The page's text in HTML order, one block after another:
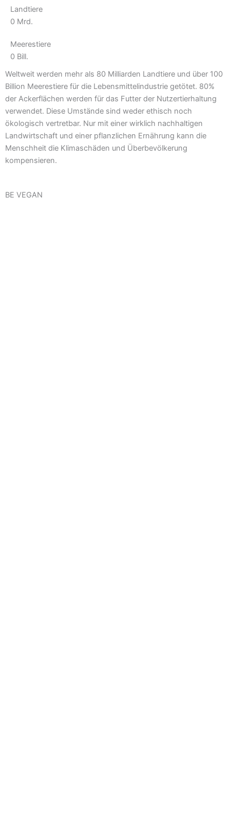
Landtiere
0 Mrd.
Meerestiere
0 Bill.
Weltweit werden mehr als 80 Milliarden Landtiere und über 100
Billion Meerestiere für die Lebensmittelindustrie getötet. 80%
der Ackerflächen werden für das Futter der Nutzertierhaltung
verwendet. Diese Umstände sind weder ethisch noch
ökologisch vertretbar. Nur mit einer wirklich nachhaltigen
Landwirtschaft und einer pflanzlichen Ernährung kann die
Menschheit die Klimaschäden und Überbevölkerung
kompensieren.
BE VEGAN